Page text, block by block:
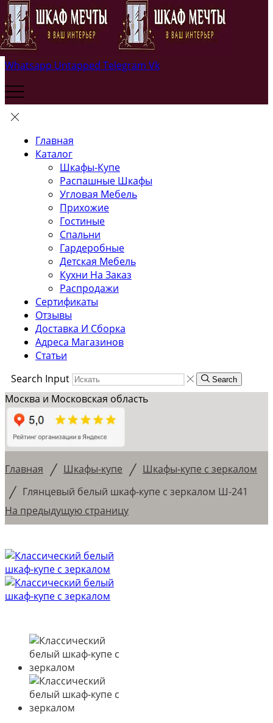
Whatsapp Untapped Telegram Vk
Главная
Каталог
Шкафы-Купе
Распашные Шкафы
Угловая Мебель
Прихожие
Гостиные
Спальни
Гардеробные
Детская Мебель
Кухни На Заказ
Распродажи
Сертификаты
Отзывы
Доставка И Сборка
Адреса Магазинов
Статьи
Search Input
Search
Москва и Московская область
Главная / Шкафы-купе / Шкафы-купе с зеркалом
/ Глянцевый белый шкаф-купе с зеркалом Ш-241
На предыдущую страницу